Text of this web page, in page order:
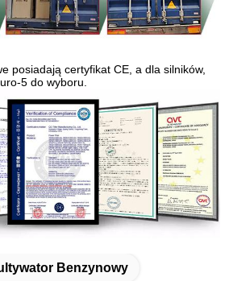
posiadają certyfikat CE, a dla silników,
5 do wyboru.
Benzynowy